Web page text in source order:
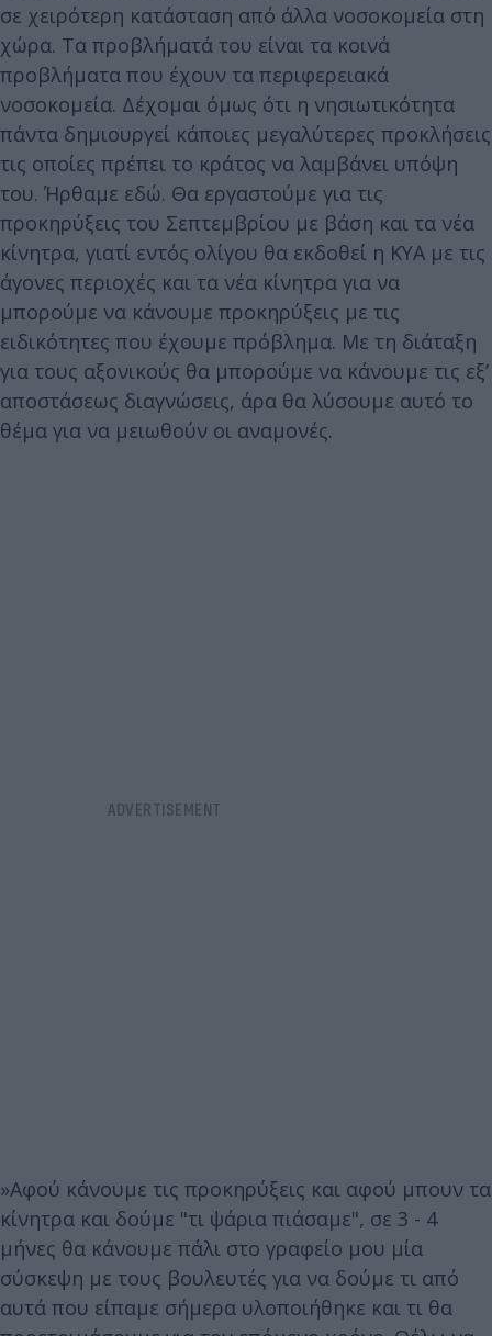
σε χειρότερη κατάσταση από άλλα νοσοκομεία στη
χώρα. Τα προβλήματά του είναι τα κοινά
προβλήματα που έχουν τα περιφερειακά
νοσοκομεία. Δέχομαι όμως ότι η νησιωτικότητα
πάντα δημιουργεί κάποιες μεγαλύτερες προκλήσεις
τις οποίες πρέπει το κράτος να λαμβάνει υπόψη
του. Ήρθαμε εδώ. Θα εργαστούμε για τις
προκηρύξεις του Σεπτεμβρίου με βάση και τα νέα
κίνητρα, γιατί εντός ολίγου θα εκδοθεί η ΚΥΑ με τις
άγονες περιοχές και τα νέα κίνητρα για να
μπορούμε να κάνουμε προκηρύξεις με τις
ειδικότητες που έχουμε πρόβλημα. Με τη διάταξη
για τους αξονικούς θα μπορούμε να κάνουμε τις εξ’
αποστάσεως διαγνώσεις, άρα θα λύσουμε αυτό το
θέμα για να μειωθούν οι αναμονές.
»Αφού κάνουμε τις προκηρύξεις και αφού μπουν τα
κίνητρα και δούμε "τι ψάρια πιάσαμε", σε 3 - 4
μήνες θα κάνουμε πάλι στο γραφείο μου μία
σύσκεψη με τους βουλευτές για να δούμε τι από
αυτά που είπαμε σήμερα υλοποιήθηκε και τι θα